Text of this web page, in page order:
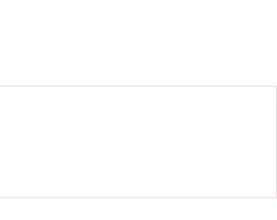
其他費用如保證金及學生會年
援，學院或會要求部分學生修讀